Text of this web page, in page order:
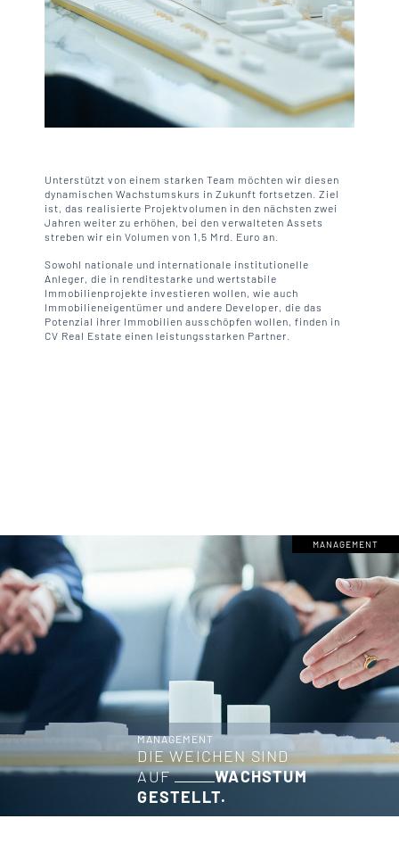
Unterstützt von einem starken Team möchten wir diesen
dynamischen Wachstumskurs in Zukunft fortsetzen. Ziel
ist, das realisierte Projekt­volumen in den nächsten zwei
Jahren weiter zu erhöhen, bei den verwalteten Assets
streben wir ein Volumen von 1,5 Mrd. Euro an.
Sowohl nationale und internationale institutionelle
Anleger, die in renditestarke und wertstabile
Immobilienprojekte investieren wollen, wie auch
Immobilieneigentümer und andere Developer, die das
Potenzial ihrer Immobilien ausschöpfen wollen, finden in
CV Real Estate einen leistungsstarken Partner.
MANAGEMENT
MANAGEMENT
DIE WEICHEN SIND
AUF
WACHSTUM
GESTELLT.